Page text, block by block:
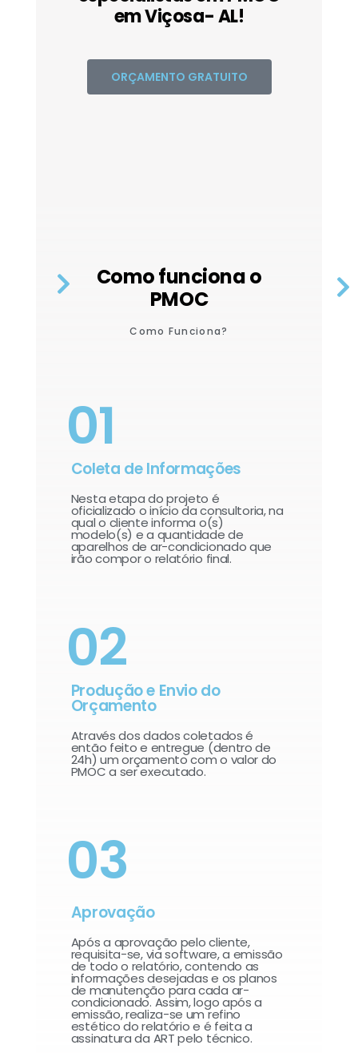
em Viçosa- AL!
ORÇAMENTO GRATUITO
Como funciona o
PMOC
Como Funciona?
01
Coleta de Informações
Nesta etapa do projeto é
oficializado o início da consultoria, na
qual o cliente informa o(s)
modelo(s) e a quantidade de
aparelhos de ar-condicionado que
irão compor o relatório final.​
02
Produção e Envio do
Orçamento
Através dos dados coletados é
então feito e entregue (dentro de
24h) um orçamento com o valor do
PMOC a ser executado.
03
Aprovação
Após a aprovação pelo cliente,
requisita-se, via software, a emissão
de todo o relatório, contendo as
informações desejadas e os planos
de manutenção para cada ar-
condicionado. Assim, logo após a
emissão, realiza-se um refino
estético do relatório e é feita a
assinatura da ART pelo técnico.